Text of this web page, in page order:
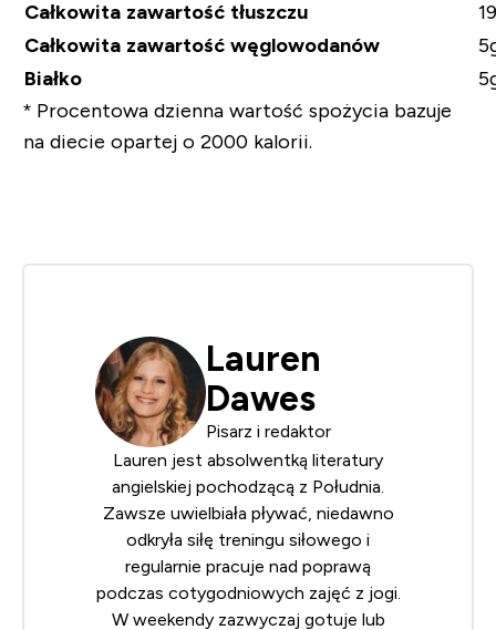
Całkowita zawartość tłuszczu
Całkowita zawartość węglowodanów
Białko
* Procentowa dzienna wartość spożycia bazuje
na diecie opartej o 2000 kalorii.
Lauren
Dawes
Pisarz i redaktor
Lauren jest absolwentką literatury
angielskiej pochodzącą z Południa.
Zawsze uwielbiała pływać, niedawno
odkryła siłę treningu siłowego i
regularnie pracuje nad poprawą
podczas cotygodniowych zajęć z jogi.
W weekendy zazwyczaj gotuje lub